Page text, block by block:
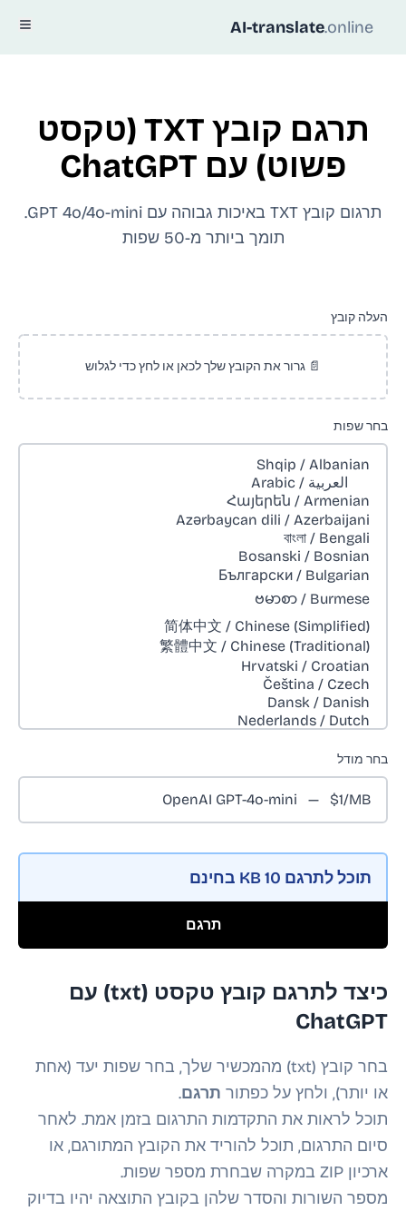
AI-translate.online
תרגם קובץ TXT (טקסט
פשוט) עם ChatGPT
תרגום קובץ TXT באיכות גבוהה עם GPT 4o/4o-mini.
תומך ביותר מ-50 שפות
העלה קובץ
📄 גרור את הקובץ שלך לכאן או לחץ כדי לגלוש
בחר שפות
בחר מודל
תוכל לתרגם 10 KB בחינם
תרגם
כיצד לתרגם קובץ טקסט (txt) עם
ChatGPT
בחר קובץ (txt) מהמכשיר שלך, בחר שפות יעד (אחת
או יותר), ולחץ על כפתור תרגם.
תוכל לראות את התקדמות התרגום בזמן אמת. לאחר
סיום התרגום, תוכל להוריד את הקובץ המתורגם, או
ארכיון ZIP במקרה שבחרת מספר שפות.
מספר השורות והסדר שלהן בקובץ התוצאה יהיו בדיוק